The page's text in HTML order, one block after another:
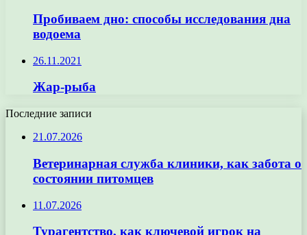
Пробиваем дно: способы исследования дна
водоема
26.11.2021
Жар-рыба
Последние записи
21.07.2026
Ветеринарная служба клиники, как забота о
состоянии питомцев
11.07.2026
Турагентство, как ключевой игрок на